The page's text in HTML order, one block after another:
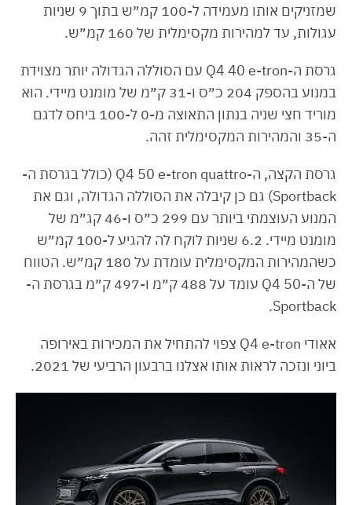
שמזניקים אותו מעמידה ל-100 קמ״ש בתוך 9 שניות
עגולות, עד למהירות מקסימלית של 160 קמ״ש.
גרסת ה-Q4 40 e-tron עם הסוללה הגדולה יותר מצוידת
במנוע בהספק 204 כ״ס ו-31 ק״מ של מומנט מיידי. הוא
מוריד חצי שניה בנתון התאוצה מ-0 ל-100 ביחס לדגם
ה-35 והמהירות המקסימלית זהה.
גרסת הקצה, ה-Q4 50 e-tron quattro (כולל בגרסת ה-
Sportback) גם כן קיבלה את הסוללה הגדולה, וגם את
המנוע העוצמתי ביותר עם 299 כ״ס ו-46 קג״מ של
מומנט מיידי. 6.2 שניות לוקח לה להגיע ל-100 קמ״ש
כשהמהירות המקסימלית עומדת על 180 קמ״ש. הטווח
של ה-Q4 50 עומד על 488 ק״מ ו-497 ק״מ בגרסת ה-
Sportback.
אאודי Q4 e-tron צפוי להתחיל את המכירות באירופה
ביוני ונזכה לראות אותו אצלנו ברבעון הרביעי של 2021.